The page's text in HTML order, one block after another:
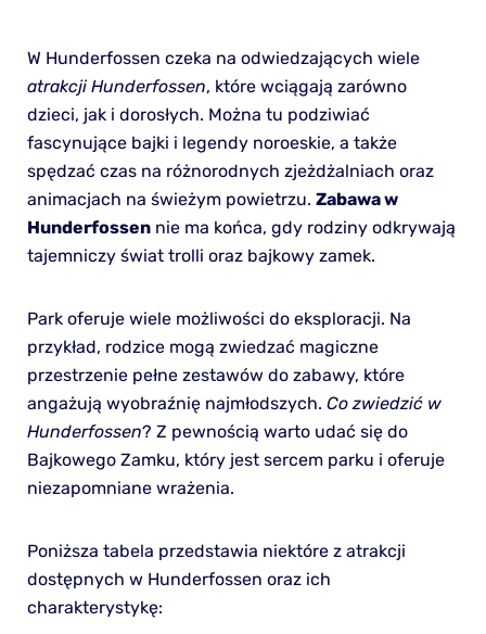
W Hunderfossen czeka na odwiedzających wiele
atrakcji Hunderfossen, które wciągają zarówno
dzieci, jak i dorosłych. Można tu podziwiać
fascynujące bajki i legendy noroeskie, a także
spędzać czas na różnorodnych zjeżdżalniach oraz
animacjach na świeżym powietrzu. Zabawa w
Hunderfossennie ma końca, gdy rodziny odkrywają
tajemniczy świat trolli oraz bajkowy zamek.
Park oferuje wiele możliwości do eksploracji. Na
przykład, rodzice mogą zwiedzać magiczne
przestrzenie pełne zestawów do zabawy, które
angażują wyobraźnię najmłodszych. Co zwiedzić w
Hunderfossen? Z pewnością warto udać się do
Bajkowego Zamku, który jest sercem parku i oferuje
niezapomniane wrażenia.
Poniższa tabela przedstawia niektóre z atrakcji
dostępnych w Hunderfossen oraz ich
charakterystykę: